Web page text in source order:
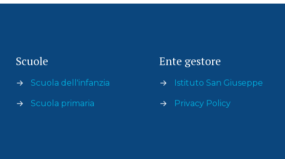
Scuole
→ Scuola dell'infanzia
→ Scuola primaria
Ente gestore
→ Istituto San Giuseppe
→ Privacy Policy